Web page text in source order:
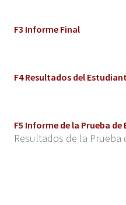
F3 Informe Final
F4 Resultados del
F5 Informe de la Prueba de
Resultados de la